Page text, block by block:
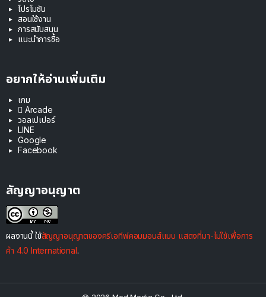
โปรโมชัน
สอนใช้งาน
การสนับสนุน
แนะนำการซื้อ
อยากให้อ่านเพิ่มเติม
เกม
 Arcade
วอลเปเปอร์
LINE
Google
Facebook
สัญญาอนุญาต
ผลงานนี้ ใช้สัญญาอนุญาตของครีเอทีฟคอมมอนส์แบบ แสดงที่มา-ไม่ใช้เพื่อการ
ค้า 4.0 International.